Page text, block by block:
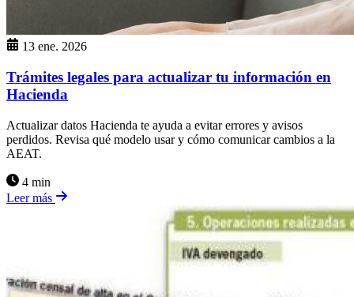
13 ene. 2026
Trámites legales para actualizar tu información en
Hacienda
Actualizar datos Hacienda te ayuda a evitar errores y avisos
perdidos. Revisa qué modelo usar y cómo comunicar cambios a la
AEAT.
4 min
Leer más